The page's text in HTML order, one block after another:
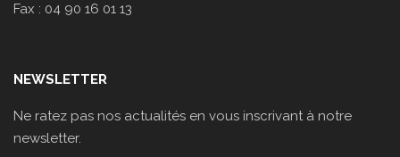
Fax : 04 90 16 01 13
NEWSLETTER
Ne ratez pas nos actualités en vous inscrivant à notre
newsletter.